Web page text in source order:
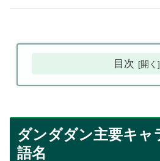
目次
ダンダダン主要キャ
語名